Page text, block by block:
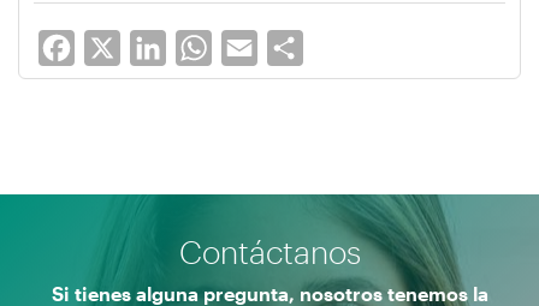
Facebook LinkedInWhatsApp
Email
Contáctanos
Si tienes alguna pregunta, nosotros tenemos la